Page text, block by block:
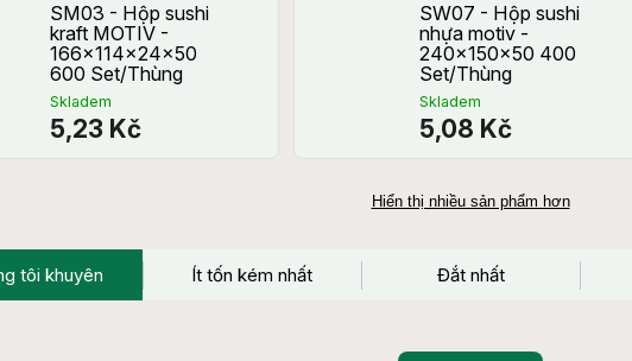
SM03 - Hộp sushi
kraft MOTIV -
166x114x24x50
600 Set/Thùng
Skladem
5,23 Kč
SW07 - Hộp sushi
nhựa motiv -
240x150x50 400
Set/Thùng
Skladem
5,08 Kč
Hiển thị nhiều sản phẩm hơn
tôi khuyên Ít tốn kém nhất Đắt nhất